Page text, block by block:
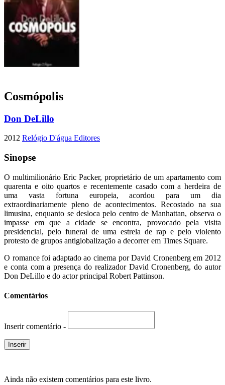
Cosmópolis
Don DeLillo
2012 Relógio D'água Editores
Sinopse
O multimilionário Eric Packer, proprietário de um apartamento com
quarenta e oito quartos e recentemente casado com a herdeira de
uma vasta fortuna europeia, acordou para um dia
extraordinariamente pleno de acontecimentos. Recostado na sua
limusina, enquanto se desloca pelo centro de Manhattan, observa o
impasse em que a cidade se encontra, provocado pela visita
presidencial, pelo funeral de uma estrela de rap e pelo violento
protesto de grupos antiglobalização a decorrer em Times Square.
O romance foi adaptado ao cinema por David Cronenberg em 2012
e conta com a presença do realizador David Cronenberg, do autor
Don DeLillo e do actor principal Robert Pattinson.
Comentários
Inserir comentário -
Ainda não existem comentários para este livro.